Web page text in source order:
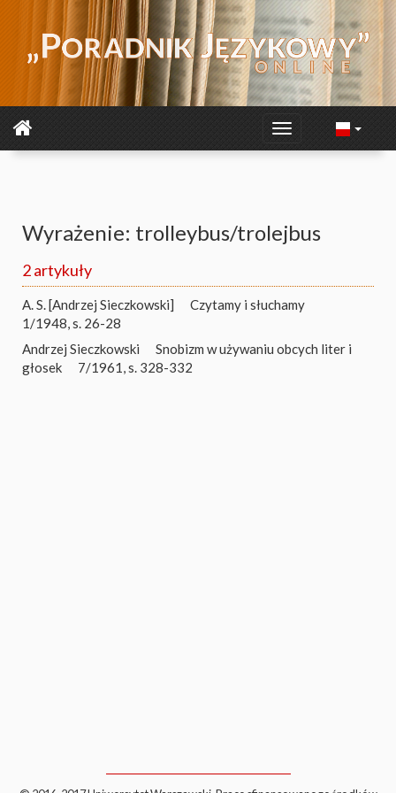
Wyrażenie: trolleybus/trolejbus
2 artykuły
A. S. [Andrzej Sieczkowski]
Czytamy i słuchamy
1/1948, s. 26-28
Andrzej Sieczkowski
Snobizm w używaniu obcych liter i
głosek
7/1961, s. 328-332